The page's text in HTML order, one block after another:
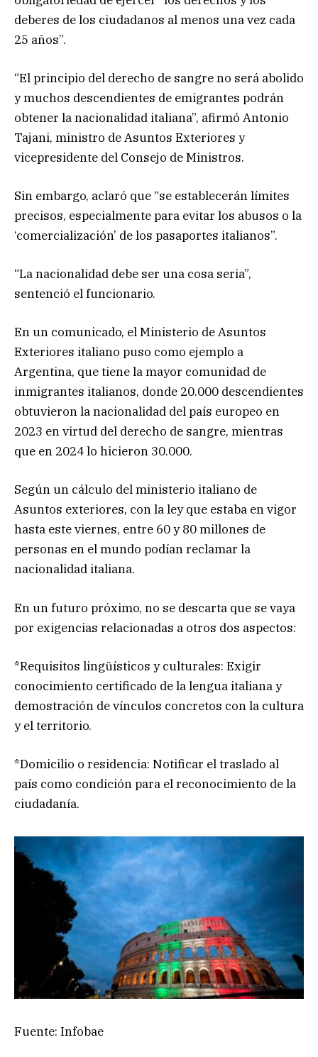
deberes de los ciudadanos al menos una vez cada
25 años”.
“El principio del derecho de sangre no será abolido
y muchos descendientes de emigrantes podrán
obtener la nacionalidad italiana”, afirmó Antonio
Tajani, ministro de Asuntos Exteriores y
vicepresidente del Consejo de Ministros.
Sin embargo, aclaró que “se establecerán límites
precisos, especialmente para evitar los abusos o la
‘comercialización’ de los pasaportes italianos”.
“La nacionalidad debe ser una cosa seria”,
sentenció el funcionario.
En un comunicado, el Ministerio de Asuntos
Exteriores italiano puso como ejemplo a
Argentina, que tiene la mayor comunidad de
inmigrantes italianos, donde 20.000 descendientes
obtuvieron la nacionalidad del país europeo en
2023 en virtud del derecho de sangre, mientras
que en 2024 lo hicieron 30.000.
Según un cálculo del ministerio italiano de
Asuntos exteriores, con la ley que estaba en vigor
hasta este viernes, entre 60 y 80 millones de
personas en el mundo podían reclamar la
nacionalidad italiana.
En un futuro próximo, no se descarta que se vaya
por exigencias relacionadas a otros dos aspectos:
*Requisitos lingüísticos y culturales: Exigir
conocimiento certificado de la lengua italiana y
demostración de vínculos concretos con la cultura
y el territorio.
*Domicilio o residencia: Notificar el traslado al
país como condición para el reconocimiento de la
ciudadanía.
Fuente: Infobae